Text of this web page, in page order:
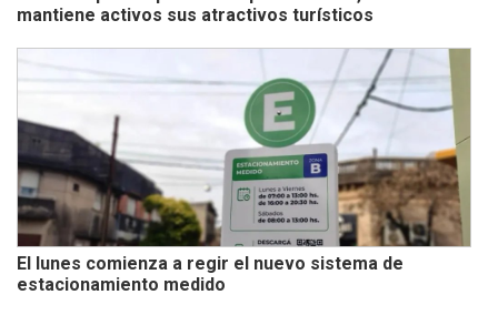
mantiene activos sus atractivos turísticos
El lunes comienza a regir el nuevo sistema de
estacionamiento medido